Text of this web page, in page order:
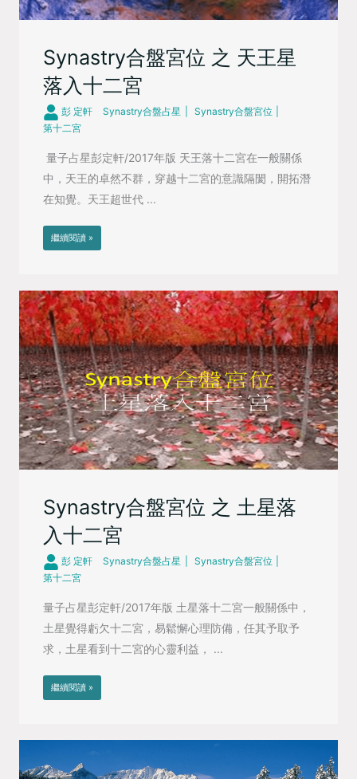
Synastry合盤宮位 之 天王星
落入十二宮
彭 定軒 Synastry合盤占星
Synastry合盤宮位
第十二宮
量子占星彭定軒/2017年版 天王落十二宮在一般關係
中，天王的卓然不群，穿越十二宮的意識隔閡，開拓潛
在知覺。天王超世代 ...
繼續閱讀 »
Synastry合盤宮位 之 土星落
入十二宮
彭 定軒 Synastry合盤占星
Synastry合盤宮位
第十二宮
量子占星彭定軒/2017年版 土星落十二宮一般關係中，
土星覺得虧欠十二宮，易鬆懈心理防備，任其予取予
求，土星看到十二宮的心靈利益， ...
繼續閱讀 »